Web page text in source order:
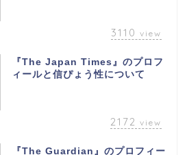
3110 view
『The Japan Times』のプロフ
ィールと信ぴょう性について
2172 view
『The Guardian』のプロフィー